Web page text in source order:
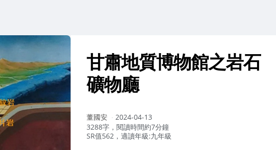
甘肅地質博物館之岩石
礦物廳
作
者：
董國安
2024-04-13
3288字，閱讀時間約7分鐘
SR值562，適讀年級:九年級